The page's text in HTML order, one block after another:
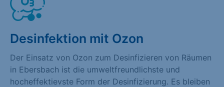
Desinfektion mit Ozon
Der Einsatz von Ozon zum Desinfizieren von Räumen
in Ebersbach ist die umweltfreundlichste und
hocheffektievste Form der Desinfizierung. Es bleiben